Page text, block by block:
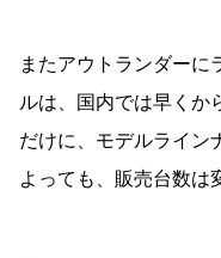
またアウトランダーに
ルは、国内では早くか
だけに、モデルライン
よっても、販売台数は